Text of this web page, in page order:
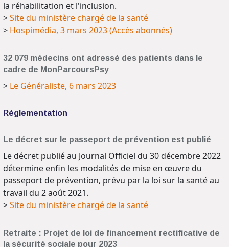
la réhabilitation et l'inclusion.
>Site du ministère chargé de la santé
> Hospimédia, 3 mars 2023 (Accès abonnés)
32 079 médecins ont adressé des patients dans le
cadre de MonParcoursPsy
> Le Généraliste, 6 mars 2023
Réglementation
Le décret sur le passeport de prévention est publié
Le décret publié au Journal Officiel du 30 décembre 2022
détermine enfin les modalités de mise en œuvre du
passeport de prévention, prévu par la loi sur la santé au
travail du 2 août 2021.
>Site du ministère chargé de la santé
Retraite : Projet de loi de financement rectificative de
la sécurité sociale pour 2023